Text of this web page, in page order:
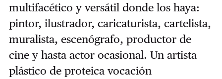
multifacético y versátil donde los haya:
pintor, ilustrador, caricaturista, cartelista,
muralista, escenógrafo, productor de
cine y hasta actor ocasional. Un artista
plástico de proteica vocación